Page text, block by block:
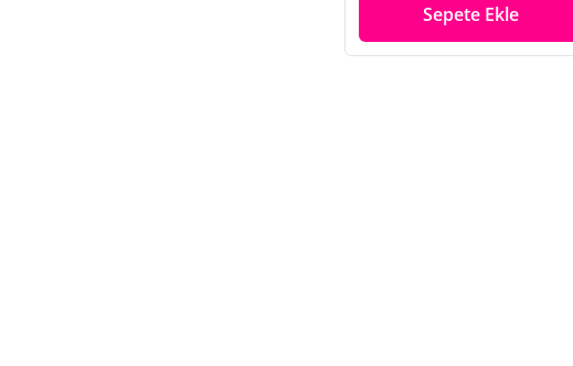
Sepete Ekle